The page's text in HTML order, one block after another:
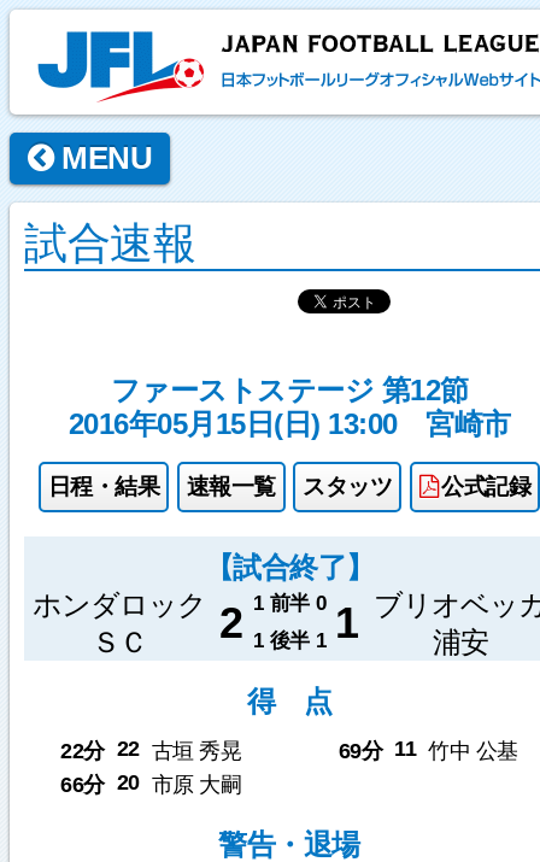
MENU
試合速報
ファーストステージ 第12節
2016年05月15日(日) 13:00
宮崎市
日程・結果 速報一覧 スタッツ 公式記録
【試合終了】
ホンダロック
ＳＣ
2 1 前半 0 1 ブリオベッ
浦安
1 後半 1
得 点
22分 22 古垣 秀晃
66分 20 市原 大嗣
69分 11 竹中 公基
警告・退場